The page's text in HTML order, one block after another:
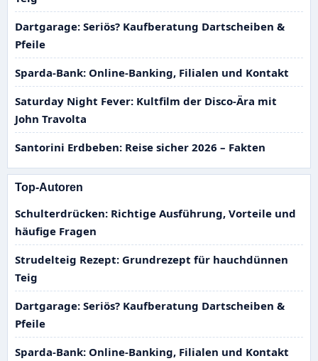
Dartgarage: Seriös? Kaufberatung Dartscheiben &
Pfeile
Sparda-Bank: Online-Banking, Filialen und Kontakt
Saturday Night Fever: Kultfilm der Disco-Ära mit
John Travolta
Santorini Erdbeben: Reise sicher 2026 – Fakten
Top-Autoren
Schulterdrücken: Richtige Ausführung, Vorteile und
häufige Fragen
Strudelteig Rezept: Grundrezept für hauchdünnen
Teig
Dartgarage: Seriös? Kaufberatung Dartscheiben &
Pfeile
Sparda-Bank: Online-Banking, Filialen und Kontakt